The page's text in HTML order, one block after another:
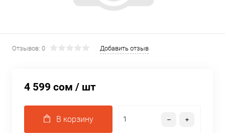
Отзывов: 0 Добавить отзыв
4 599 сом / шт
В корзину